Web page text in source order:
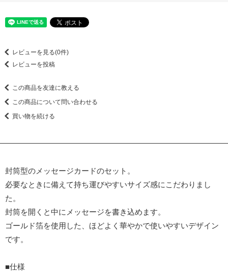
レビューを見る(0件)
レビューを投稿
この商品を友達に教える
この商品について問い合わせる
買い物を続ける
封筒型のメッセージカードのセット。
必要なときに備えて持ち運びやすいサイズ感にこだわりまし
た。
封筒を開くと中にメッセージを書き込めます。
ゴールド箔を使用した、ほどよく華やかで使いやすいデザイン
です。
■仕様